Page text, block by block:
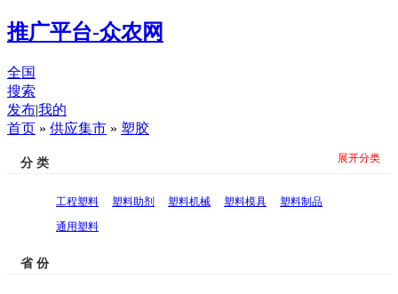
推广平台-众农网
全国
搜索
发布|我的
首页 » 供应集市 » 塑胶
分 类
工程塑料 塑料助剂 塑料机械 塑料模具
塑料制品
通用塑料
展开分类
省 份